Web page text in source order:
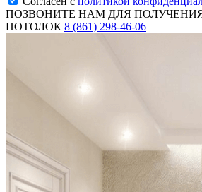
ПОЗВОНИТЕ НАМ ДЛЯ
ПОТОЛОК 8 (861) 298-46-06